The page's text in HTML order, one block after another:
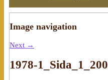
Image navigation
Next →
1978-1_Sida_1_200